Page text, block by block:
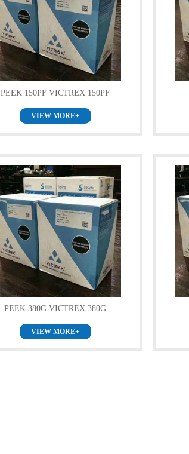
PEEK 150PF VICTREX 150PF
VIEW MORE+
PEEK 380G VICTREX 380G
VIEW MORE+